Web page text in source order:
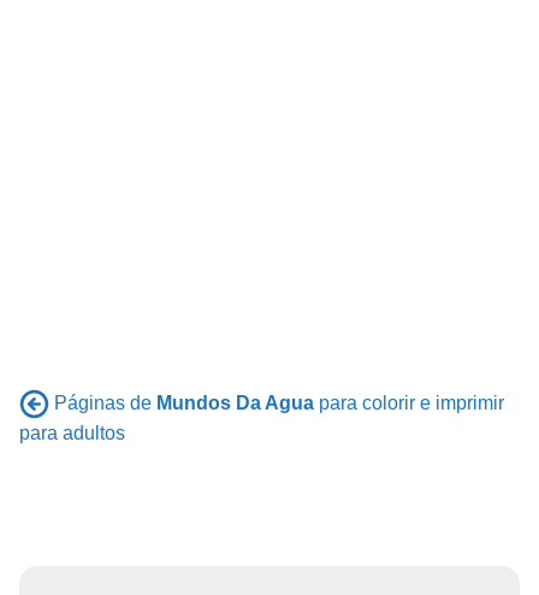
Páginas de Mundos Da Agua para colorir e imprimir
para adultos